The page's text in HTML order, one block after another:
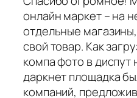
онлайн маркет – на
отдельные
свой товар. Как
компа фото в диспут
даркнет площадка
компаний,